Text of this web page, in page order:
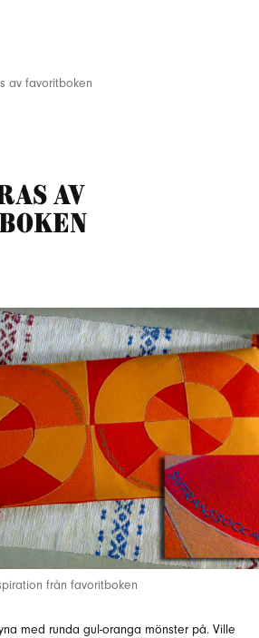
av favoritboken
av
från favoritboken
med runda gul-oranga mönster på. Ville